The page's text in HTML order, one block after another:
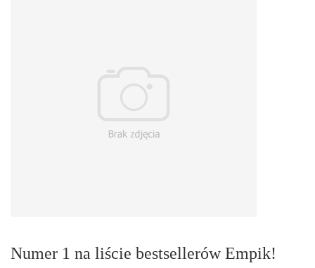
Numer 1 na liście bestsellerów Empik!